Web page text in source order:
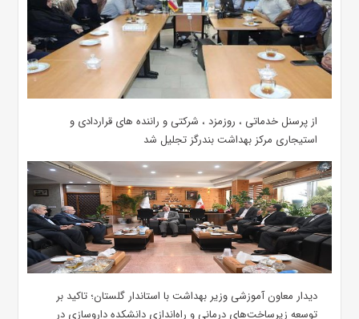
از پرسنل خدماتی ، روزمزد ، شرکتی و راننده های قراردادی و
استیجاری مرکز بهداشت بندرگز تجلیل شد
دیدار معاون آموزشی وزیر بهداشت با استاندار گلستان؛ تاکید بر
توسعه زیرساخت‌های درمانی و راه‌اندازی دانشکده داروسازی در